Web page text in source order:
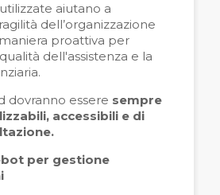
aiutano a
dell’organizzazione
proattiva per
dell'assistenza e la
dovranno essere sempre
accessibili e di
per gestione